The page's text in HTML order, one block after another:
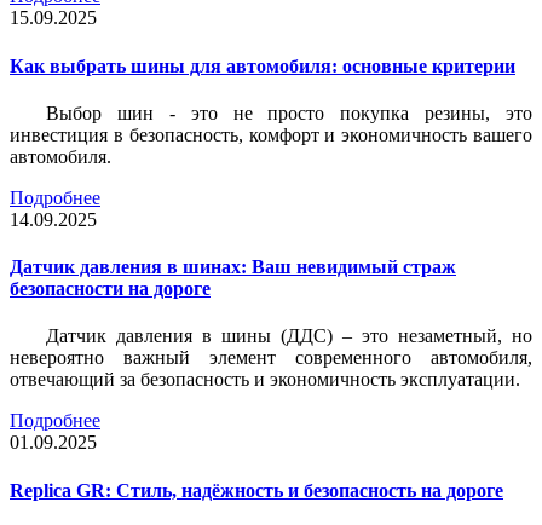
15.09.2025
Как выбрать шины для автомобиля: основные критерии
Выбор шин - это не просто покупка резины, это
инвестиция в безопасность, комфорт и экономичность вашего
автомобиля.
Подробнее
14.09.2025
Датчик давления в шинах: Ваш невидимый страж
безопасности на дороге
Датчик давления в шины (ДДС) – это незаметный, но
невероятно важный элемент современного автомобиля,
отвечающий за безопасность и экономичность эксплуатации.
Подробнее
01.09.2025
Replica GR: Стиль, надёжность и безопасность на дороге